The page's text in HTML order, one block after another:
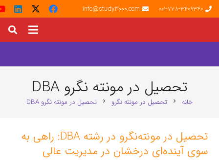
001-778-3409340
info@study3000.com
تحصیل در مونته‌ نگرو DBA
خانه chevron_right تحصیل در مونته‌ نگرو chevron_right تحصیل در مونته‌ نگرو DBA
تحصیل در مونته‌نگرو در رشته DBA: راهی به
سوی آینده‌ای درخشان در مدیریت عالی